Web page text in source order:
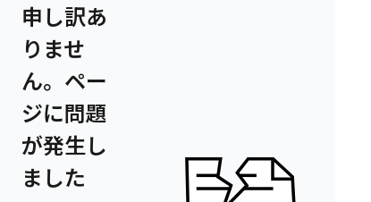
申し訳あ
りませ
ん。ペー
ジに問題
が発生し
ました